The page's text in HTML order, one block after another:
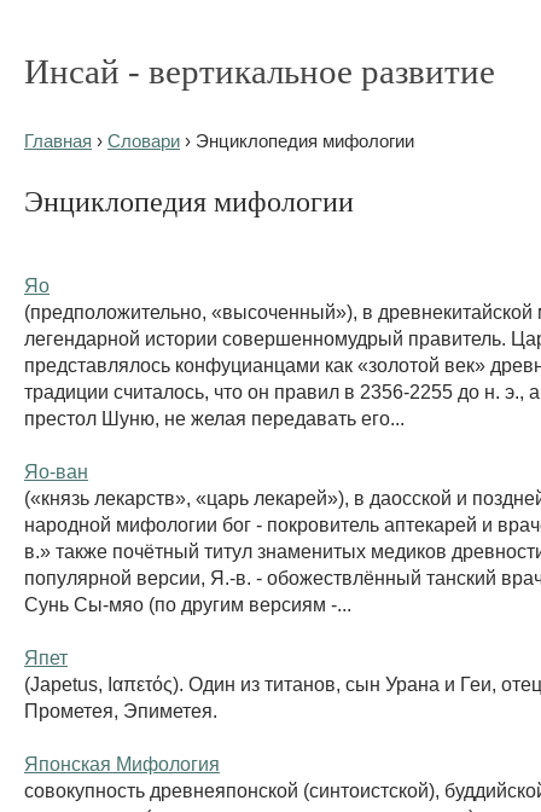
Инсай - вертикальное развитие
Главная › Словари › Энциклопедия мифологии
Энциклопедия мифологии
Яо
(предположительно, «высоченный»), в
легендарной истории совершенномудрый правитель.
представлялось конфуцианцами как «золотой век»
традиции считалось, что он правил в 2356-2255 до н. э.,
престол Шуню, не желая передавать его...
Яо-ван
(«князь лекарств», «царь лекарей»), в даосской и
народной мифологии бог - покровитель аптекарей и
в.» также почётный титул знаменитых медиков
популярной версии, Я.-в. - обожествлённый танский
Сунь Сы-мяо (по другим версиям -...
Япет
(Japetus, Ιαπετός). Один из титанов, сын Урана и Геи,
Прометея, Эпиметея.
Японская Мифология
совокупность древнеяпонской (синтоистской),